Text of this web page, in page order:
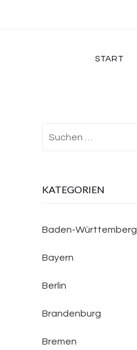
START
KATEGORIEN
Baden-Württemberg
Bayern
Berlin
Brandenburg
Bremen